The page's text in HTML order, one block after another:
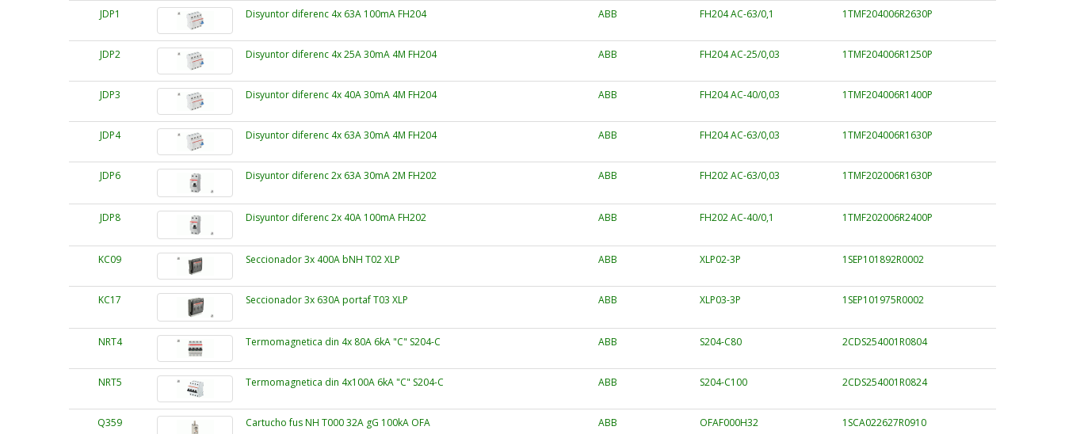
JDP1 Disyuntor diferenc 4x 63A 100mA FH204 ABB FH204 AC-63/0,1 1TMF204006R2630P
JDP2 Disyuntor diferenc 4x 25A 30mA 4M FH204 ABB FH204 AC-25/0,03 1TMF204006R1250P
JDP3 Disyuntor diferenc 4x 40A 30mA 4M FH204 ABB FH204 AC-40/0,03 1TMF204006R1400P
JDP4 Disyuntor diferenc 4x 63A 30mA 4M FH204 ABB FH204 AC-63/0,03 1TMF204006R1630P
JDP6 Disyuntor diferenc 2x 63A 30mA 2M FH202 ABB FH202 AC-63/0,03 1TMF202006R1630P
JDP8 Disyuntor diferenc 2x 40A 100mA FH202 ABB FH202 AC-40/0,1 1TMF202006R2400P
KC09 Seccionador 3x 400A bNH T02 XLP ABB XLP02-3P 1SEP101892R0002
KC17 Seccionador 3x 630A portaf T03 XLP ABB XLP03-3P 1SEP101975R0002
NRT4 Termomagnetica din 4x 80A 6kA "C" S204-C ABB S204-C80 2CDS254001R0804
NRT5 Termomagnetica din 4x100A 6kA "C" S204-C ABB S204-C100 2CDS254001R0824
Q359 Cartucho fus NH T000 32A gG 100kA OFA ABB OFAF000H32 1SCA022627R0910